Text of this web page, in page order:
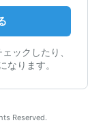
ックしたり、
なります。
Reserved.